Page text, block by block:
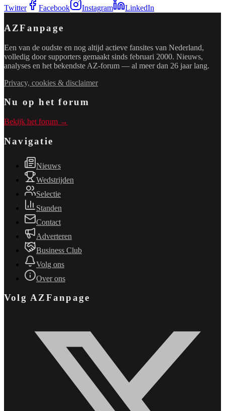
Twitter Facebook Instagram LinkedIn
AZFanpage
Een van de oudste en nog altijd actieve fansites van Nederland,
volledig door supporters gemaakt sinds februari 2000. Nieuws,
analyses en het bekendste AZ-forum — al meer dan 26 jaar lang.
Privacy, cookies & disclaimer
Nu op het forum
Bekijk het forum →
Navigatie
Nieuws
Wedstrijden
Selectie
Standen
Contact
Adverteren
Business Club
Volg ons
Over ons
Volg AZFanpage